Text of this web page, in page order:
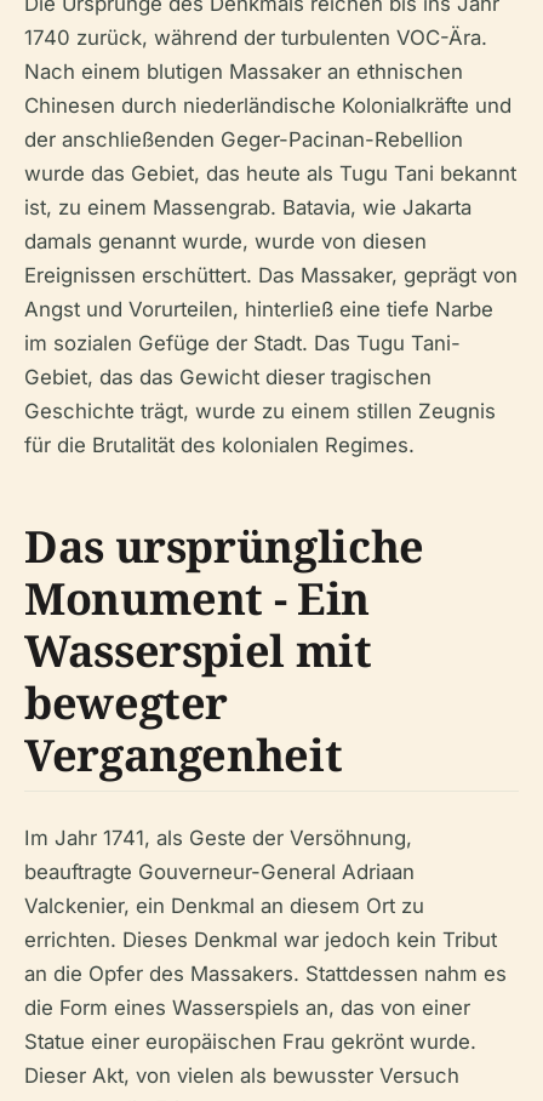
1740 zurück, während der turbulenten VOC-Ära.
Nach einem blutigen Massaker an ethnischen
Chinesen durch niederländische Kolonialkräfte und
der anschließenden Geger-Pacinan-Rebellion
wurde das Gebiet, das heute als Tugu Tani bekannt
ist, zu einem Massengrab. Batavia, wie Jakarta
damals genannt wurde, wurde von diesen
Ereignissen erschüttert. Das Massaker, geprägt von
Angst und Vorurteilen, hinterließ eine tiefe Narbe
im sozialen Gefüge der Stadt. Das Tugu Tani-
Gebiet, das das Gewicht dieser tragischen
Geschichte trägt, wurde zu einem stillen Zeugnis
für die Brutalität des kolonialen Regimes.
Das ursprüngliche
Monument - Ein
Wasserspiel mit
bewegter
Vergangenheit
Im Jahr 1741, als Geste der Versöhnung,
beauftragte Gouverneur-General Adriaan
Valckenier, ein Denkmal an diesem Ort zu
errichten. Dieses Denkmal war jedoch kein Tribut
an die Opfer des Massakers. Stattdessen nahm es
die Form eines Wasserspiels an, das von einer
Statue einer europäischen Frau gekrönt wurde.
Dieser Akt, von vielen als bewusster Versuch